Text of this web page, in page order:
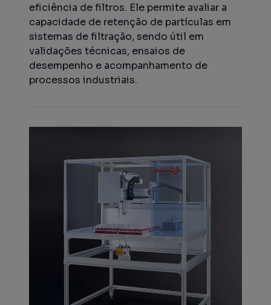
eficiência de filtros. Ele permite avaliar a
capacidade de retenção de partículas em
sistemas de filtração, sendo útil em
validações técnicas, ensaios de
desempenho e acompanhamento de
processos industriais.